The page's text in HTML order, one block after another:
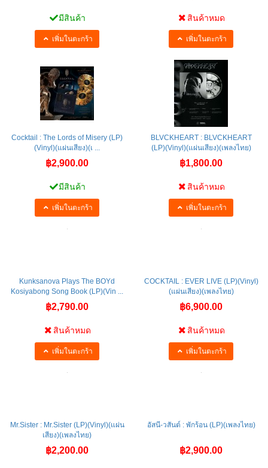
มีสินค้า
เพิ่มในตะกร้า
สินค้าหมด
เพิ่มในตะกร้า
Cocktail : The Lords of Misery (LP)
(Vinyl)(แผ่นเสียง)(เ ...
฿2,900.00
มีสินค้า
เพิ่มในตะกร้า
BLVCKHEART : BLVCKHEART
(LP)(Vinyl)(แผ่นเสียง)(เพลงไทย)
฿1,800.00
สินค้าหมด
เพิ่มในตะกร้า
Kunksanova Plays The BOYd
Kosiyabong Song Book (LP)(Vin ...
฿2,790.00
สินค้าหมด
เพิ่มในตะกร้า
COCKTAIL : EVER LIVE (LP)(Vinyl)
(แผ่นเสียง)(เพลงไทย)
฿6,900.00
สินค้าหมด
เพิ่มในตะกร้า
Mr.Sister : Mr.Sister (LP)(Vinyl)(แผ่น
เสียง)(เพลงไทย)
฿2,200.00
อัสนี-วสันต์ : พักร้อน (LP)(เพลงไทย)
฿2,900.00